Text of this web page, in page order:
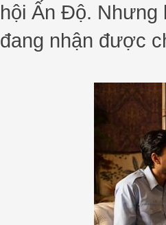
hội Ấn Độ. Nhưng
đang nhận được